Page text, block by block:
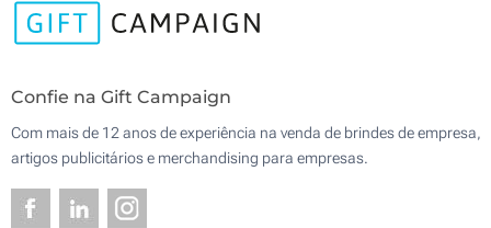
Confie na Gift Campaign
Com mais de 12 anos de experiência na venda de brindes de empresa,
artigos publicitários e merchandising para empresas.